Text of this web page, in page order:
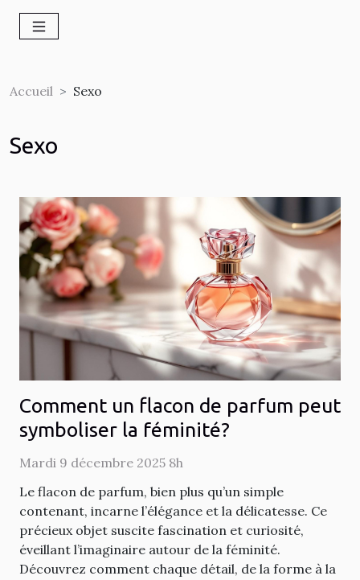
Accueil Sexo
Sexo
Comment un flacon de parfum peut
symboliser la féminité?
Mardi 9 décembre 2025 8h
Le flacon de parfum, bien plus qu’un simple
contenant, incarne l’élégance et la délicatesse. Ce
précieux objet suscite fascination et curiosité,
éveillant l’imaginaire autour de la féminité.
Découvrez comment chaque détail, de la forme à la